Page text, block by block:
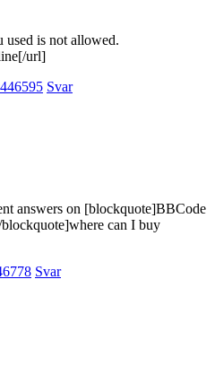
is not allowed.
url]
Svar
answers on [blockquote]BBCode
can I buy
Svar